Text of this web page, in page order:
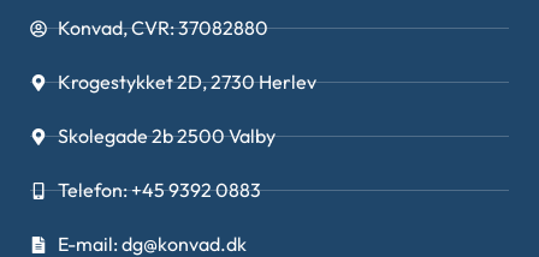
Konvad, CVR: 37082880
Krogestykket 2D, 2730 Herlev
Skolegade 2b 2500 Valby
Telefon: +45 9392 0883
E-mail: dg@konvad.dk